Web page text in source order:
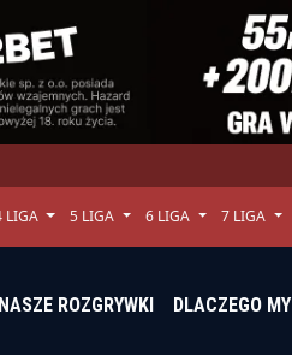
LIGA 5 LIGA 6 LIGA 7 LIGA
NASZE ROZGRYWKI DLACZEGO MY